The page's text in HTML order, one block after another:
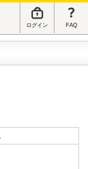
ログイン FAQ